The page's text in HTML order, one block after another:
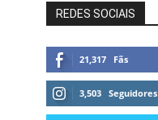
REDES SOCIAIS
21,317 Fãs
3,503 Seguidores